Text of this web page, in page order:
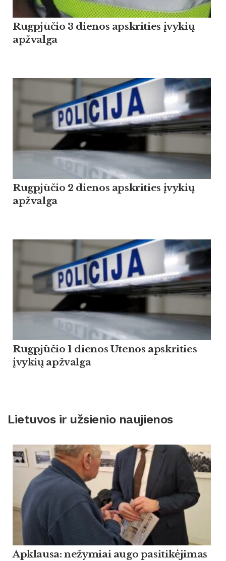
Rugpjūčio 3 dienos apskrities įvykių
apžvalga
Rugpjūčio 2 dienos apskrities įvykių
apžvalga
Rugpjūčio 1 dienos Utenos apskrities
įvykių apžvalga
Lietuvos ir užsienio naujienos
Apklausa: nežymiai augo pasitikėjimas